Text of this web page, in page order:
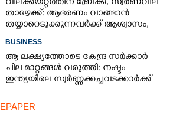
വിലക്കയറ്റത്തിന് ബ്രേക്ക്, സ്വർണവില
താഴേക്ക്: ആഭരണം വാങ്ങാൻ
തയ്യാറെടുക്കുന്നവർക്ക് ആശ്വാസം,
ഇന്നത്തെ നിരക്കറിയാം
BUSINESS
ആ ലക്ഷ്യത്തോടെ കേന്ദ്ര സർക്കാർ
ചില മാറ്റങ്ങൾ വരുത്തി: നഷ്ടം
ഇന്ത്യയിലെ സ്വർണ്ണക്കച്ചവടക്കാർക്ക്
EPAPER